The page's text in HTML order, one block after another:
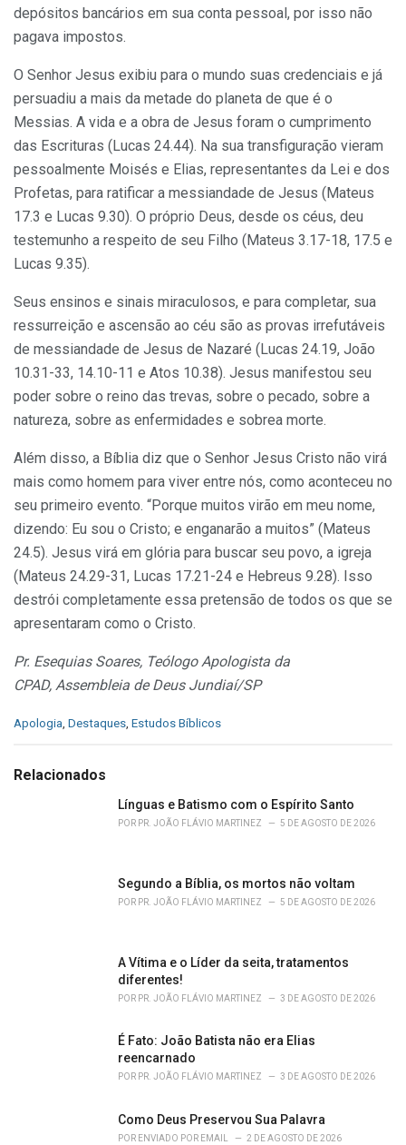
depósitos bancários em sua conta pessoal, por isso não
pagava impostos.
O Senhor Jesus exibiu para o mundo suas credenciais e já
persuadiu a mais da metade do planeta de que é o
Messias. A vida e a obra de Jesus foram o cumprimento
das Escrituras (Lucas 24.44). Na sua transfiguração vieram
pessoalmente Moisés e Elias, representantes da Lei e dos
Profetas, para ratificar a messiandade de Jesus (Mateus
17.3 e Lucas 9.30). O próprio Deus, desde os céus, deu
testemunho a respeito de seu Filho (Mateus 3.17-18, 17.5 e
Lucas 9.35).
Seus ensinos e sinais miraculosos, e para completar, sua
ressurreição e ascensão ao céu são as provas irrefutáveis
de messiandade de Jesus de Nazaré (Lucas 24.19, João
10.31-33, 14.10-11 e Atos 10.38). Jesus manifestou seu
poder sobre o reino das trevas, sobre o pecado, sobre a
natureza, sobre as enfermidades e sobrea morte.
Além disso, a Bíblia diz que o Senhor Jesus Cristo não virá
mais como homem para viver entre nós, como aconteceu no
seu primeiro evento. “Porque muitos virão em meu nome,
dizendo: Eu sou o Cristo; e enganarão a muitos” (Mateus
24.5). Jesus virá em glória para buscar seu povo, a igreja
(Mateus 24.29-31, Lucas 17.21-24 e Hebreus 9.28). Isso
destrói completamente essa pretensão de todos os que se
apresentaram como o Cristo.
Pr. Esequias Soares, Teólogo Apologista da
CPAD, Assembleia de Deus Jundiaí/SP
C
e
Apologia, Destaques, Estudos Bíblicos
Relacionados
Línguas e Batismo com o Espírito Santo
POR PR. JOÃO FLÁVIO MARTINEZ 5 DE AGOSTO DE 2026
Segundo a Bíblia, os mortos não voltam
POR PR. JOÃO FLÁVIO MARTINEZ 5 DE AGOSTO DE 2026
A Vítima e o Líder da seita, tratamentos
diferentes!
POR PR. JOÃO FLÁVIO MARTINEZ 3 DE AGOSTO DE 2026
É Fato: João Batista não era Elias
reencarnado
POR PR. JOÃO FLÁVIO MARTINEZ 3 DE AGOSTO DE 2026
Como Deus Preservou Sua Palavra
POR ENVIADO POR EMAIL 2 DE AGOSTO DE 2026